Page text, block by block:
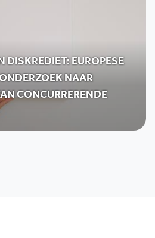
DISKREDIET: EUROPESE
NAAR
CONCURRERENDE